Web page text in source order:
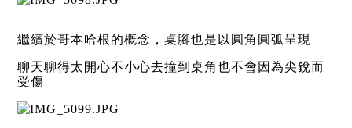
繼續於哥本哈根的概念，桌腳也是以圓角圓弧呈現
聊天聊得太開心不小心去撞到桌角也不會因為尖銳而
受傷